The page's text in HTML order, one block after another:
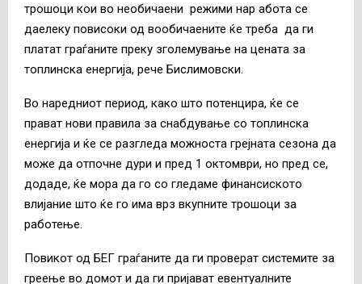
трошоци кои во необичаени режими нар абота се
даелеку повисоки од вообичаените ќе треба да ги
платат граѓаните преку зголемување на цената за
топлинска енергија, рече Бислимовски.
Во наредниот период, како што потенцира, ќе се
прават нови правила за снабдување со топлинска
енергија и ќе се разгледа можноста грејната сезона да
може да отпочне дури и пред 1 октомври, но пред се,
додаде, ќе мора да го со гледаме финансиското
влијание што ќе го има врз вкупните трошоци за
работење.
Повикот од БЕГ граѓаните да ги проверат системите за
греење во домот и да ги пријават евентуалните